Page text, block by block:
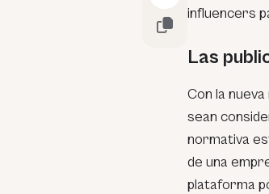
influencers
Las
Con la
sean
normativa
de una
plataforma